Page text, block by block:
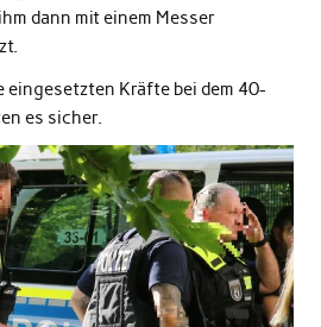
dann mit einem Messer
eingesetzten Kräfte bei dem 40-
es sicher.